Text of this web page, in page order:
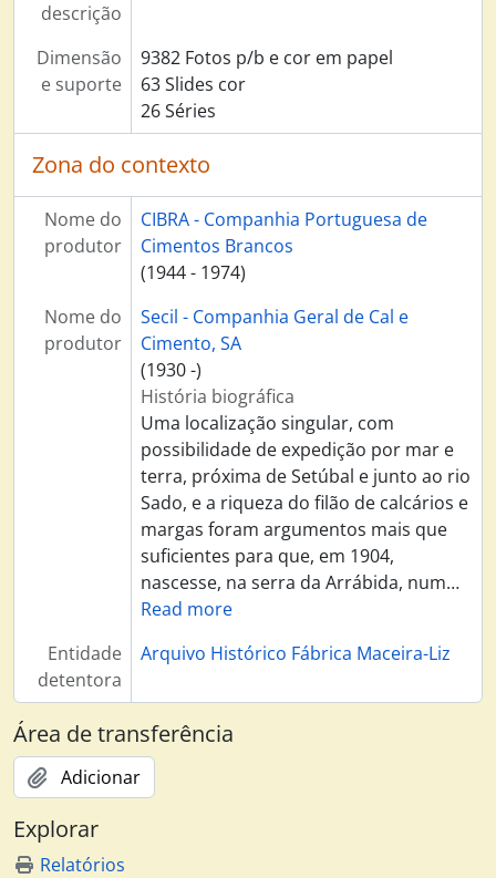
descrição
Dimensão
e suporte
9382 Fotos p/b e cor em papel
63 Slides cor
26 Séries
Zona do contexto
Nome do
produtor
CIBRA - Companhia Portuguesa de
Cimentos Brancos
(1944 - 1974)
Nome do
produtor
Secil - Companhia Geral de Cal e
Cimento, SA
(1930 -)
História biográfica
Uma localização singular, com
possibilidade de expedição por mar e
terra, próxima de Setúbal e junto ao rio
Sado, e a riqueza do filão de calcários e
margas foram argumentos mais que
suficientes para que, em 1904,
nascesse, na serra da Arrábida, num…
Read more
Entidade
detentora
Arquivo Histórico Fábrica Maceira-Liz
Área de transferência
Adicionar
Explorar
Relatórios